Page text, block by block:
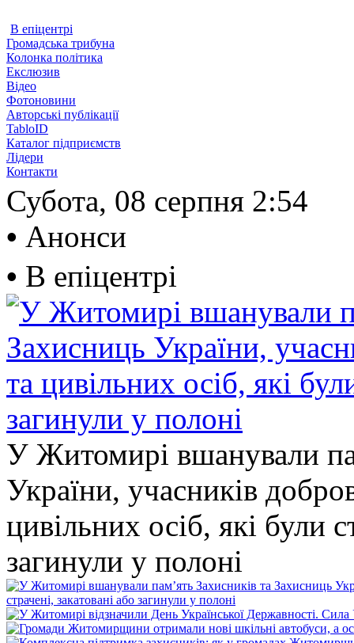
В епіцентрі
Громадська трибуна
Колонка політика
Екслюзив
Відео
Фотоновини
Авторські публікації
TabloID
Каталог підприємств
Лідери
Контакти
Субота, 08 серпня 2:54
• Анонси
• В епіцентрі
У Житомирі вшанували
України, учасників
цивільних осіб, які були
загинули у полоні